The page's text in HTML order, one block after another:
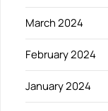
March 2024
February 2024
January 2024